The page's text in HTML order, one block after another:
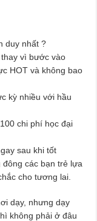
duy nhất ?
vì bước vào
HOT và không bao
kỳ nhiều với hầu
chi phí học đại
sau khi tốt
các bạn trẻ lựa
cho tương lai.
dạy, nhưng dạy
không phải ở đâu